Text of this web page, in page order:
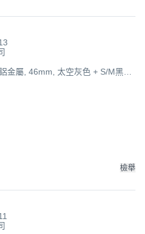
金屬, 46mm, 太空灰色 + S/M黑色
檢舉